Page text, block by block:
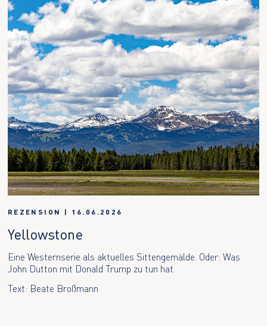
REZENSION | 16.06.2026
Yellowstone
Eine Westernserie als aktuelles Sittengemälde. Oder: Was
John Dutton mit Donald Trump zu tun hat.
Text: Beate Broßmann